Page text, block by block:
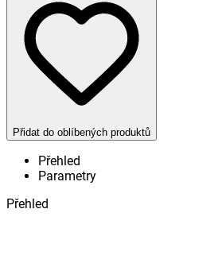
Přidat do oblíbených produktů
Přehled
Parametry
Přehled